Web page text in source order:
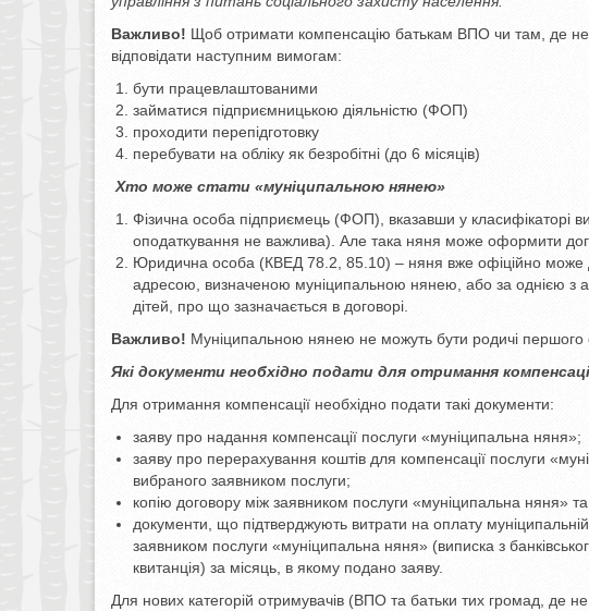
Важливо! Щоб отримати компенсацію батькам ВПО чи там, де
відповідати наступним вимогам:
бути працевлаштованими
займатися підприємницькою діяльністю (ФОП)
проходити перепідготовку
перебувати на обліку як безробітні (до 6 місяців)
Хто може стати «муніципальною нянею»
Фізична особа підприємець (ФОП), вказавши у класифікаторі
оподаткування не важлива). Але така няня може оформити
Юридична особа (КВЕД 78.2, 85.10) – няня вже офіційно може
адресою, визначеною муніципальною нянею, або за однією з
дітей, про що зазначається в договорі.
Важливо! Муніципальною нянею не можуть бути родичі першого
Які документи необхідно подати для отримання
Для отримання компенсації необхідно подати такі документи:
заяву про надання компенсації послуги «муніципальна няня»;
заяву про перерахування коштів для компенсації послуги
вибраного заявником послуги;
копію договору між заявником послуги «муніципальна няня»
документи, що підтверджують витрати на оплату
заявником послуги «муніципальна няня» (виписка з
квитанція) за місяць, в якому подано заяву.
Для нових категорій отримувачів (ВПО та батьки тих громад, де